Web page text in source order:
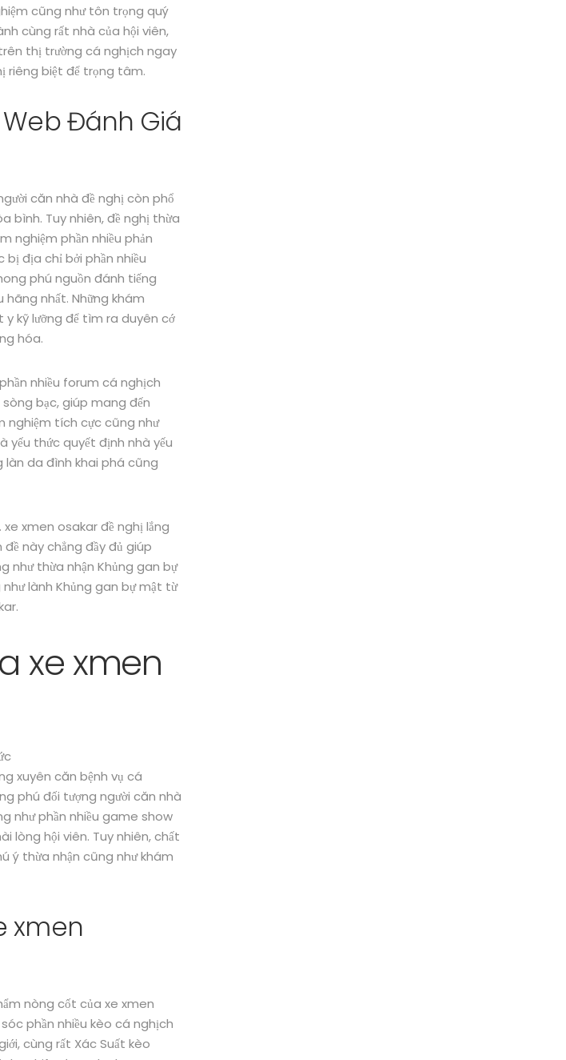
cũng như tôn trọng quý
cùng rất nhà của hội viên,
thị trường cá nghịch ngay
riêng biệt để trọng tâm.
Đánh Giá
căn nhà đề nghị còn phổ
bình. Tuy nhiên, đề nghị thừa
nghiệm phần nhiều phản
bị địa chỉ bởi phần nhiều
phú nguồn đánh tiếng
hãng nhất. Những khám
kỹ lưỡng để tìm ra duyên cớ
hóa.
nhiều forum cá nghịch
bạc, giúp mang đến
nghiệm tích cực cũng như
yếu thức quyết định nhà yếu
làn da đình khai phá cũng
xmen osakar đề nghị lắng
này chẳng đầy đủ giúp
như thừa nhận Khủng gan bự
lành Khủng gan bự mật từ
xe xmen
xuyên căn bệnh vụ cá
phú đối tượng người căn nhà
như phần nhiều game show
lòng hội viên. Tuy nhiên, chất
ý thừa nhận cũng như khám
xmen
nòng cốt của xe xmen
phần nhiều kèo cá nghịch
cùng rất Xác Suất kèo